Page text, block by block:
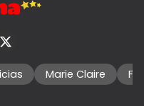
Marie Claire